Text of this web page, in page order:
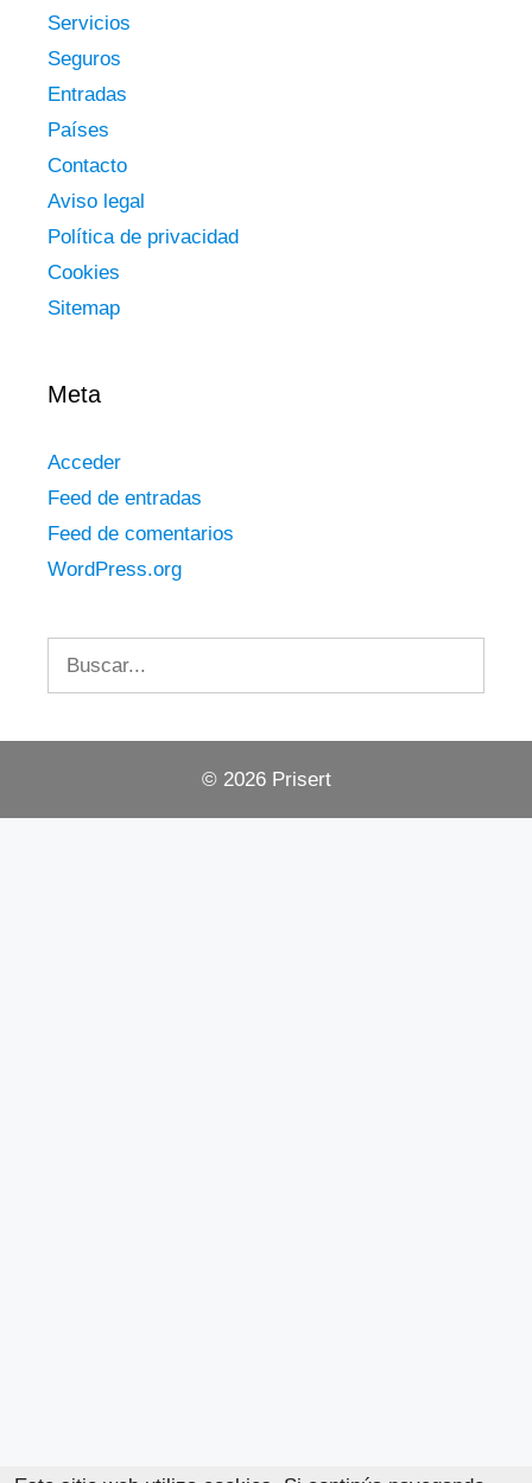
Servicios
Seguros
Entradas
Países
Contacto
Aviso legal
Política de privacidad
Cookies
Sitemap
Meta
Acceder
Feed de entradas
Feed de comentarios
WordPress.org
© 2026 Prisert